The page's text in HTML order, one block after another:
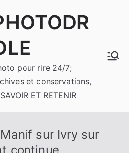
pour rire 24/7;
et conservations,
ET RETENIR.
sur Ivry sur
continue …